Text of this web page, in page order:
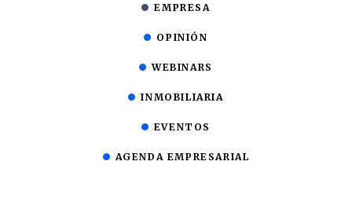
EMPRESA
OPINIÓN
WEBINARS
INMOBILIARIA
EVENTOS
AGENDA EMPRESARIAL